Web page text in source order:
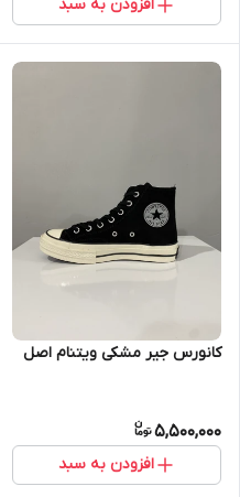
افزودن به سبد
کانورس جیر مشکی ویتنام اصل
5,500,000
افزودن به سبد